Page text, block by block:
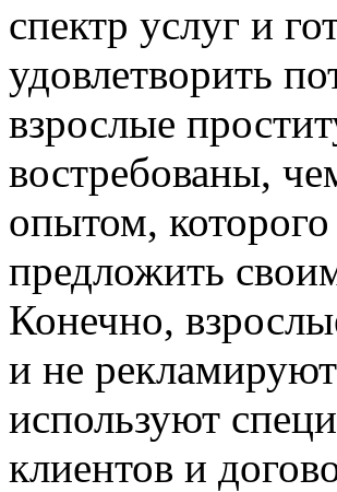
спектр услуг и
удовлетворить
взрослые
востребованы,
опытом,
предложить
Конечно,
и не
используют
клиентов и